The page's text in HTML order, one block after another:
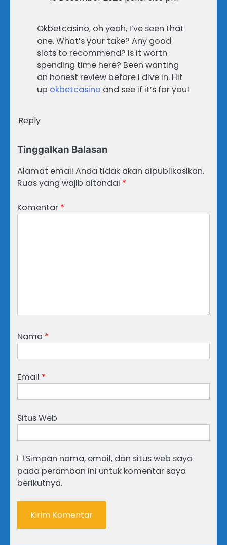
Okbetcasino, oh yeah, I’ve seen that
one. What’s your take? Any good
slots to recommend? Is it worth
spending time here? Been wanting
an honest review before I dive in. Hit
up okbetcasino and see if it’s for you!
Reply
Tinggalkan Balasan
Alamat email Anda tidak akan dipublikasikan.
Ruas yang wajib ditandai *
Komentar *
Nama *
Email *
Situs Web
Simpan nama, email, dan situs web saya
pada peramban ini untuk komentar saya
berikutnya.